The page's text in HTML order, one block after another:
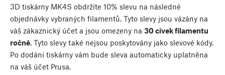
3D tiskárny MK4S obdržíte 10% slevu na následné
objednávky vybraných filamentů. Tyto slevy jsou vázány na
váš zákaznický účet a jsou omezeny na 30 cívek filamentu
ročně. Tyto slevy také nejsou poskytovány jako slevové kódy.
Po dodání tiskárny vám bude sleva automaticky uplatněna
na váš účet Prusa.